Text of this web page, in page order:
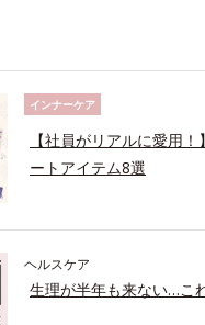
インナーケア
【社員がリアルに愛用
ートアイテム8選
ヘルスケア
生理が半年も来ない…こ